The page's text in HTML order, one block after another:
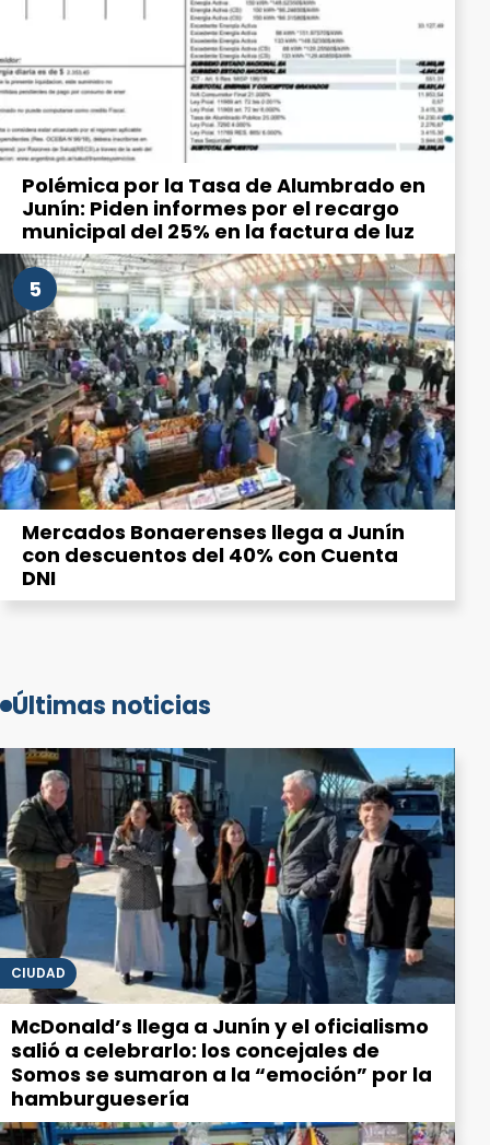
Polémica por la Tasa de Alumbrado en
Junín: Piden informes por el recargo
municipal del 25% en la factura de luz
5
Mercados Bonaerenses llega a Junín
con descuentos del 40% con Cuenta
DNI
Últimas noticias
CIUDAD
McDonald’s llega a Junín y el oficialismo
salió a celebrarlo: los concejales de
Somos se sumaron a la “emoción” por la
hamburguesería